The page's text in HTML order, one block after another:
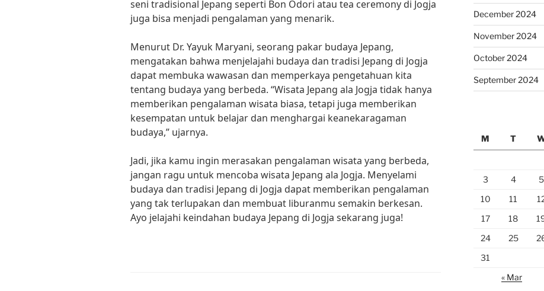
seni tradisional Jepang seperti Bon Odori atau tea ceremony di Jogja
juga bisa menjadi pengalaman yang menarik.
Menurut Dr. Yayuk Maryani, seorang pakar budaya Jepang,
mengatakan bahwa menjelajahi budaya dan tradisi Jepang di Jogja
dapat membuka wawasan dan memperkaya pengetahuan kita
tentang budaya yang berbeda. “Wisata Jepang ala Jogja tidak hanya
memberikan pengalaman wisata biasa, tetapi juga memberikan
kesempatan untuk belajar dan menghargai keanekaragaman
budaya,” ujarnya.
Jadi, jika kamu ingin merasakan pengalaman wisata yang berbeda,
jangan ragu untuk mencoba wisata Jepang ala Jogja. Menyelami
budaya dan tradisi Jepang di Jogja dapat memberikan pengalaman
yang tak terlupakan dan membuat liburanmu semakin berkesan.
Ayo jelajahi keindahan budaya Jepang di Jogja sekarang juga!
December 2024
November 2024
October 2024
September 2024
M
T
3
4 5
10
11
17
18
24
25
31
« Mar